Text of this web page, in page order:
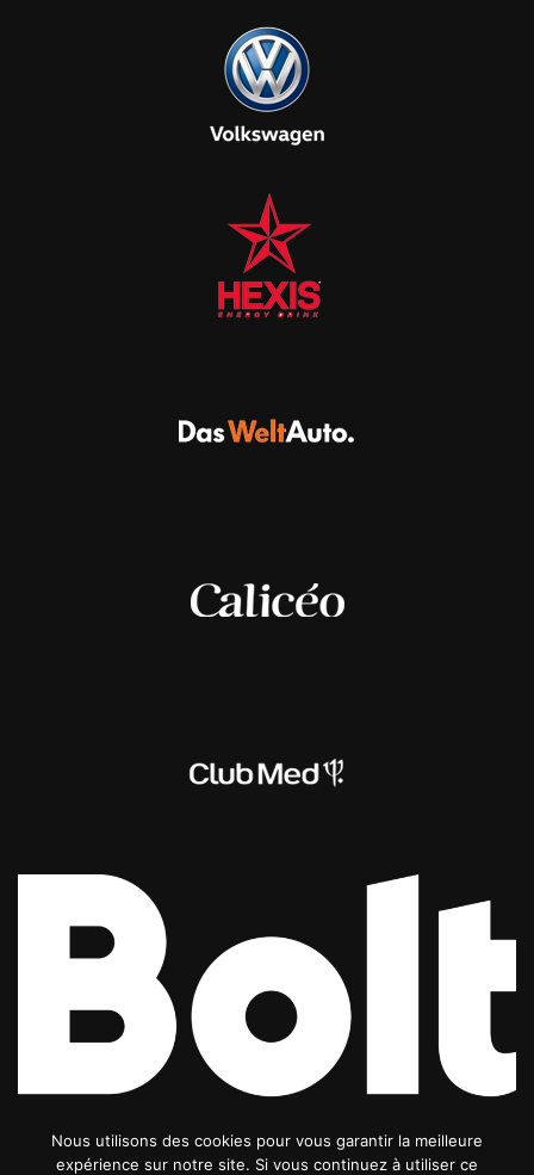
Nous utilisons des cookies pour vous garantir la meilleure
expérience sur notre site. Si vous continuez à utiliser ce